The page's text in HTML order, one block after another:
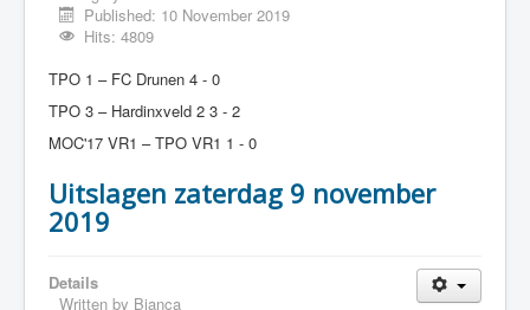
Programma
Published: 10 November 2019
Hits: 4809
TPO 1 – FC Drunen 4 - 0
TPO 3 – Hardinxveld 2 3 - 2
MOC'17 VR1 – TPO VR1 1 - 0
Uitslagen zaterdag 9 november
2019
Details
Written by Bianca